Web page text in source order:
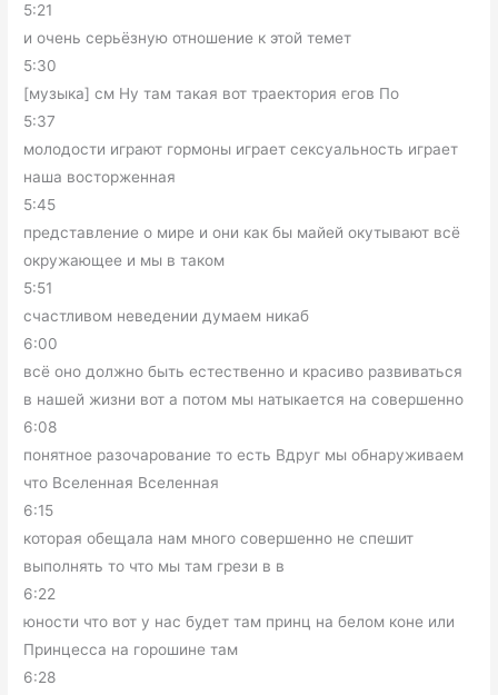
5:21
и очень серьёзную отношение к этой темет
5:30
[музыка] см Ну там такая вот траектория егов По
5:37
молодости играют гормоны играет сексуальность играет
наша восторженная
5:45
представление о мире и они как бы майей окутывают всё
окружающее и мы в таком
5:51
счастливом неведении думаем никаб
6:00
всё оно должно быть естественно и красиво развиваться
в нашей жизни вот а потом мы натыкается на совершенно
6:08
понятное разочарование то есть Вдруг мы обнаруживаем
что Вселенная Вселенная
6:15
которая обещала нам много совершенно не спешит
выполнять то что мы там грези в в
6:22
юности что вот у нас будет там принц на белом коне или
Принцесса на горошине там
6:28